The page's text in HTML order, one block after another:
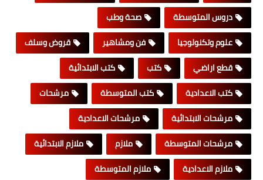
دروس المتوسطة
صحة وطب
علوم وتكنولوجيا
فن ومشاهير
قروض وسلف
قطع اراضي
كتب
كتب الابتدائية
كتب الاعدادية
كتب المتوسطة
مرشحات
مرشحات الابتدائية
مرشحات الاعدادية
مرشحات المتوسطة
ملازم
ملازم الابتدائية
ملازم الاعدادية
ملازم المتوسطة